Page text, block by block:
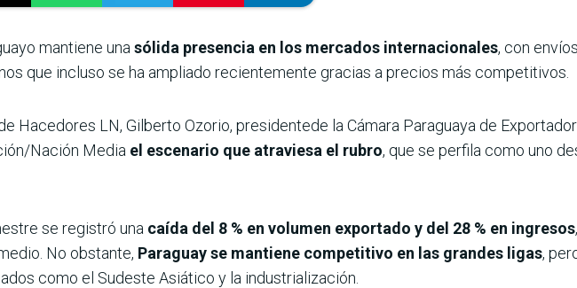
mantiene una sólida presencia en los mercados internacionales, con
que incluso se ha ampliado recientemente gracias a precios más competitivos.
Hacedores LN, Gilberto Ozorio, presidentede la Cámara Paraguaya de
Nación Media el escenario que atraviesa el rubro, que se perfila como uno
se registró una caída del 8 % en volumen exportado y del 28 % en ingresos
No obstante, Paraguay se mantiene competitivo en las grandes ligas,
como el Sudeste Asiático y la industrialización.